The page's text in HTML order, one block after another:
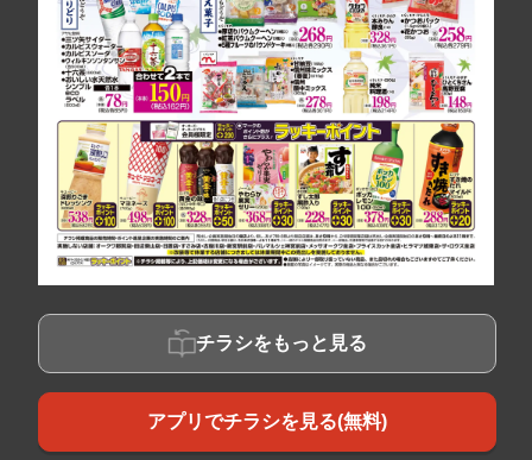
チラシをもっと見る
アプリでチラシを見る(無料)